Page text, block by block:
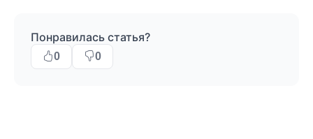
Понравилась статья?
0 0